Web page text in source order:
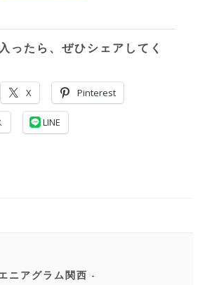
ったら、ぜひシェアしてく
X Pinterest
LINE
ニアグラム関西